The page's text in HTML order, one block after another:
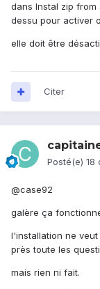
dans Instal zip
dessu pour activer
elle doit être
Citer
Posté(e) 18
@case92
galère ça
l'installation ne
près toute les
mais rien ni fait.